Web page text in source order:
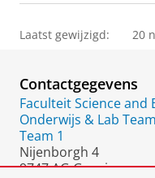
I
e
r
P
o
r
a
l
Laatst gewijzigd: 20
Contactgegevens
Faculteit Science and
Onderwijs & Lab
Team 1
Nijenborgh 4
9747 AG Groningen